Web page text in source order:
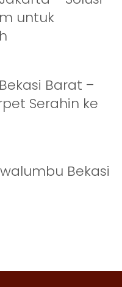
untuk
Barat –
Serahin ke
Bekasi